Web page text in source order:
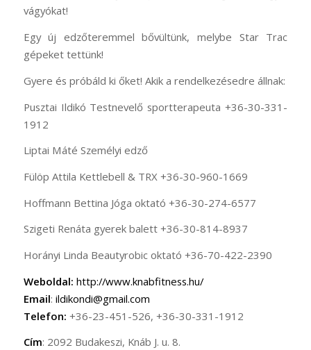
vágyókat!
Egy új edzőteremmel bővültünk, melybe Star Trac
gépeket tettünk!
Gyere és próbáld ki őket! Akik a rendelkezésedre állnak:
Pusztai Ildikó Testnevelő sportterapeuta +36-30-331-
1912
Liptai Máté Személyi edző
Fülöp Attila Kettlebell & TRX +36-30-960-1669
Hoffmann Bettina Jóga oktató +36-30-274-6577
Szigeti Renáta gyerek balett +36-30-814-8937
Horányi Linda Beautyrobic oktató +36-70-422-2390
Weboldal: http://www.knabfitness.hu/
Email: ildikondi@gmail.com
Telefon: +36-23-451-526, +36-30-331-1912
Cím: 2092 Budakeszi, Knáb J. u. 8.